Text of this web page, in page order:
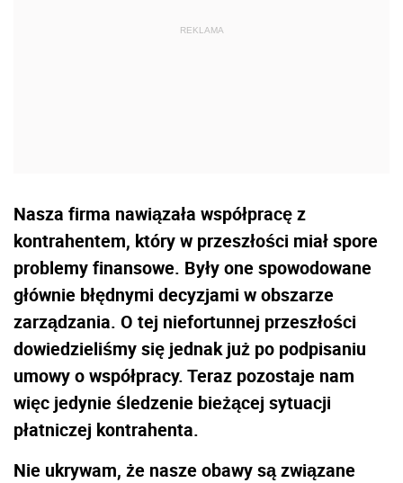
Nasza firma nawiązała współpracę z
kontrahentem, który w przeszłości miał spore
problemy finansowe. Były one spowodowane
głównie błędnymi decyzjami w obszarze
zarządzania. O tej niefortunnej przeszłości
dowiedzieliśmy się jednak już po podpisaniu
umowy o współpracy. Teraz pozostaje nam
więc jedynie śledzenie bieżącej sytuacji
płatniczej kontrahenta.
Nie ukrywam, że nasze obawy są związane